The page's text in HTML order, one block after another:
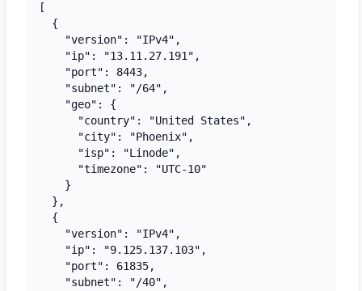
[
  {
    "version": "IPv4",
    "ip": "13.11.27.191",
    "port": 8443,
    "subnet": "/64",
    "geo": {
      "country": "United States",
      "city": "Phoenix",
      "isp": "Linode",
      "timezone": "UTC-10"
    }
  },
  {
    "version": "IPv4",
    "ip": "9.125.137.103",
    "port": 61835,
    "subnet": "/40",